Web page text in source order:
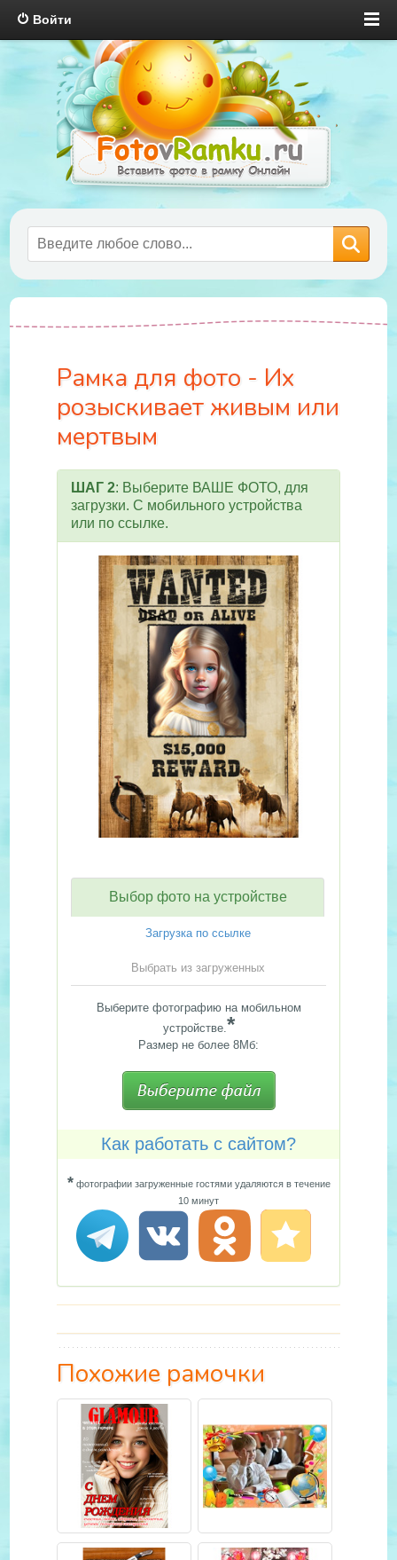
Войти
Рамка для фото - Их
розыскивает живым или
мертвым
ШАГ 2: Выберите ВАШЕ ФОТО, для
загрузки. С мобильного устройства
или по ссылке.
Выбор фото на устройстве
Загрузка по ссылке
Выбрать из загруженных
Выберите фотографию на мобильном
устройстве.*
Размер не более 8Мб:
Как работать с сайтом?
*фотографии загруженные гостями удаляются в течение
10 минут
Похожие рамочки